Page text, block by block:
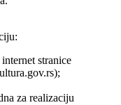
stranice
za realizaciju